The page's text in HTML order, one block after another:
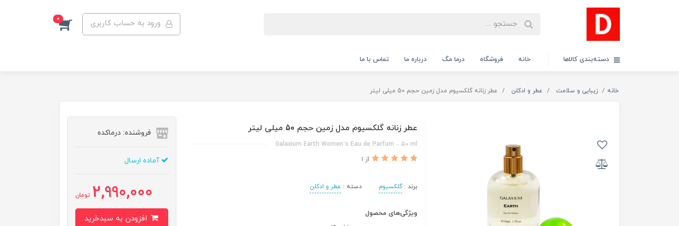
ورود به حساب کاربری 0
دسته‌بندی کالاها خانه فروشگاه درما مگ درباره ما تماس با ما
خانه زیبایی و سلامت عطر و ادکلن عطر زنانه گلکسیوم مدل زمین حجم 50 میلی لیتر
عطر زنانه گلکسیوم مدل زمین حجم 50 میلی لیتر
Galaxium Earth Women’s Eau de Parfum – 50 ml
از 1
برند :گلکسیوم دسته : عطر و ادکلن
ویژگی‌های محصول
فروشنده: درماکده
آماده ارسال
2,990,000 تومان